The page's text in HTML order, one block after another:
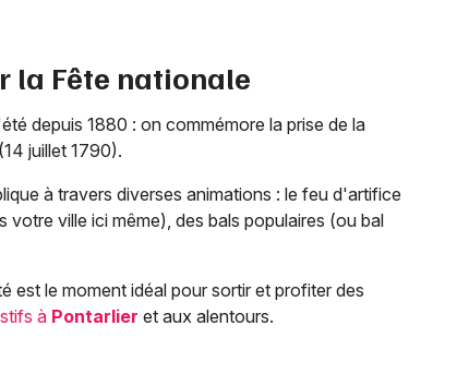
la Fête nationale
depuis 1880 : on commémore la prise de la
juillet 1790).
à travers diverses animations : le feu d'artifice
ville ici même), des bals populaires (ou bal
est le moment idéal pour sortir et profiter des
à Pontarlier et aux alentours.